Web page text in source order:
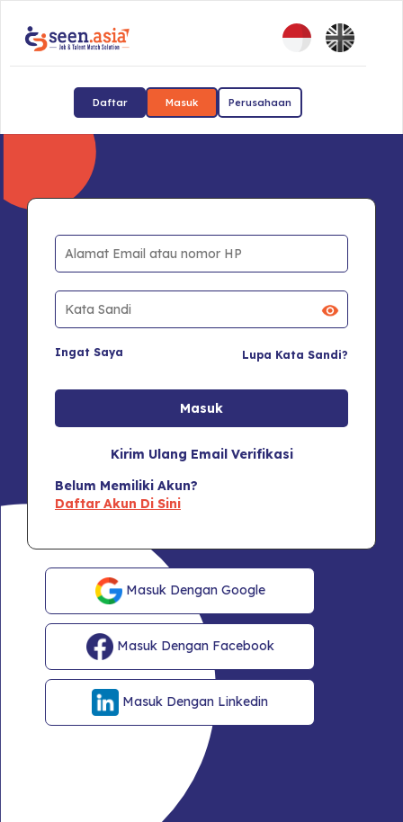
Daftar Masuk Perusahaan
Ingat Saya Lupa Kata Sandi?
Kirim Ulang Email Verifikasi
Belum Memiliki Akun?
Daftar Akun Di Sini
Masuk Dengan Google
Masuk Dengan Facebook
Masuk Dengan Linkedin